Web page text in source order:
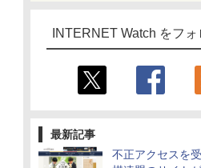
INTERNET Watch をフ
最新記事
不正アクセスを